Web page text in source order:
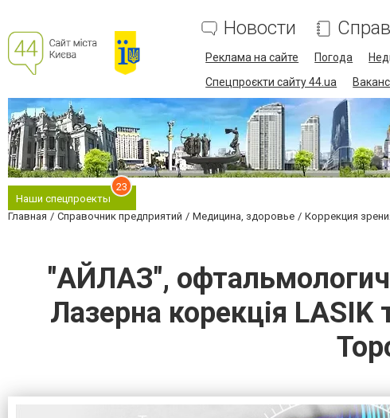
Новости
Реклама на сайте Погода
Спецпроєкти сайту 44.ua
Наши спецпроекты
23
Главная Справочник предприятий Медицина, здоровье Коррекция
"АЙЛАЗ",
Лазерна корекція LASIK